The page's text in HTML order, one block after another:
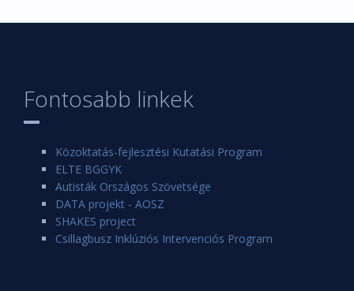
Fontosabb linkek
Közoktatás-fejlesztési Kutatási Program
ELTE BGGYK
Autisták Országos Szövetsége
DATA projekt - AOSZ
SHAKES project
Csillagbusz Inklúziós Intervenciós Program